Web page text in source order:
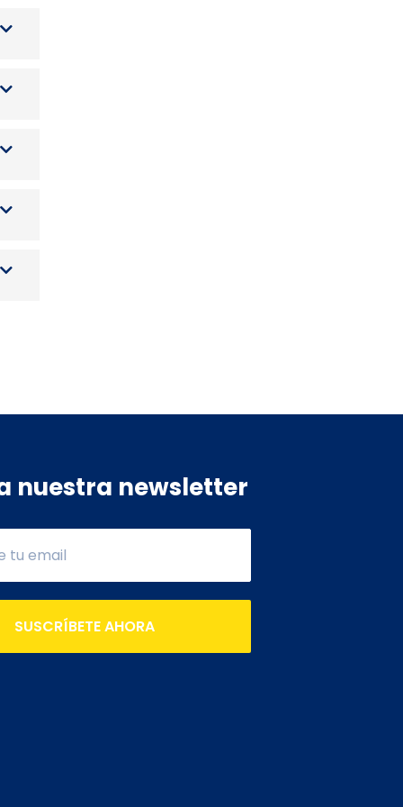
nuestra newsletter
SUSCRÍBETE AHORA